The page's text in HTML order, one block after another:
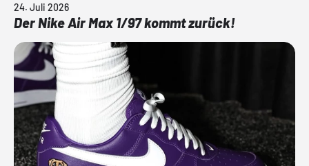
24. Juli 2026
Der Nike Air Max 1/97 kommt zurück!